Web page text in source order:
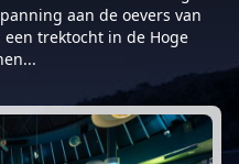
aan de oevers van
trektocht in de Hoge